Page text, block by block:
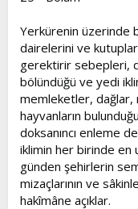
Yerkürenin üzerinde
dairelerini ve
gerektirir sebepleri,
bölündüğü ve yedi
memleketler, dağlar,
hayvanların
doksanıncı enleme
iklimin her birinde en
günden şehirlerin
mizaçlarının ve
hakîmâne açıklar.